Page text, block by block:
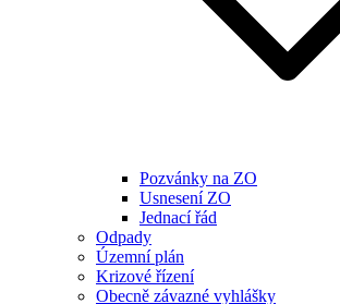
Pozvánky na ZO
Usnesení ZO
Jednací řád
Odpady
Územní plán
Krizové řízení
Obecně závazné vyhlášky